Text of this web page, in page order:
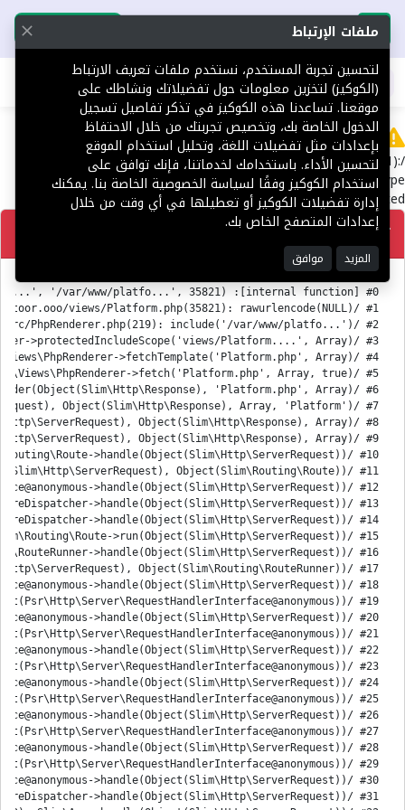
تحميل التطبيق تحميل التطبيق
اطلب عقارك
Error
/var/www/platform.toor.ooo/views/Platform.php(35821):
rawurlencode(): Passing null to parameter #1 ($string) of type
string is deprecated
تصحيح
ملفات الإرتباط
لتحسين تجربة المستخدم، نستخدم ملفات تعريف الارتباط
(الكوكيز) لتخزين معلومات حول تفضيلاتك ونشاطك على
موقعنا. تساعدنا هذه الكوكيز في تذكر تفاصيل تسجيل
الدخول الخاصة بك، وتخصيص تجربتك من خلال الاحتفاظ
بإعدادات مثل تفضيلات اللغة، وتحليل استخدام الموقع
لتحسين الأداء. باستخدامك لخدماتنا، فإنك توافق على
استخدام الكوكيز وفقًا لسياسة الخصوصية الخاصة بنا. يمكنك
إدارة تفضيلات الكوكيز أو تعطيلها في أي وقت من خلال
إعدادات المتصفح الخاص بك.
المزيد موافق